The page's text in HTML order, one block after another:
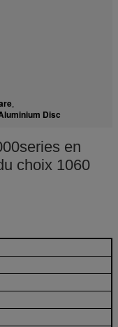
,
Disc
en
choix 1060